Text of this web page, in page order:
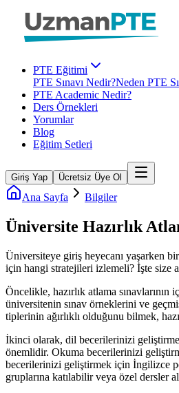
PTE Eğitimi
PTE Sınavı Nedir?Neden PTE
PTE Academic Nedir?
Ders Örnekleri
Yorumlar
Blog
Eğitim Setleri
Giriş Yap Ücretsiz Üye Ol
Ana Sayfa Bilgiler
Üniversite Hazırlık
Üniversiteye giriş heyecanı yaşarken bir
için hangi stratejileri izlemeli? İşte size
Öncelikle, hazırlık atlama
üniversitenin sınav örneklerini ve
tiplerinin ağırlıklı olduğunu bilmek,
İkinci olarak, dil becerilerinizi
önemlidir. Okuma becerilerinizi
becerilerinizi geliştirmek için İngilizce
gruplarına katılabilir veya özel dersler